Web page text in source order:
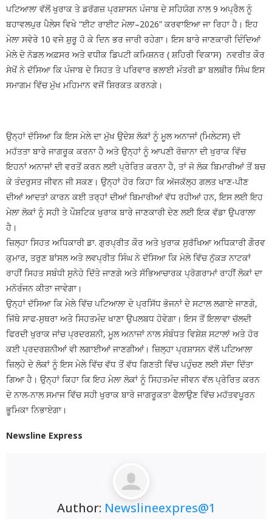
ਪਟਿਆਲਾ ਵੱਲੋਂ ਖੁਰਾਕ ਤੇ ਡਰੱਗਜ਼ ਪ੍ਰਸ਼ਾਸਨ ਪੰਜਾਬ ਦੇ ਸਹਿਯੋਗ ਨਾਲ 9 ਅਪ੍ਰੈਲ ਨੂੰ
ਬਹਾਵਲਪੁਰ ਪੈਲੇਸ ਵਿਖੇ “ਈਟ ਰਾਈਟ ਮੇਲਾ–2026” ਕਰਵਾਇਆ ਜਾ ਰਿਹਾ ਹੈ। ਇਹ
ਮੇਲਾ ਸਵੇਰੇ 10 ਵਜੇ ਸ਼ੁਰੂ ਹੋ ਕੇ ਦਿਨ ਭਰ ਜਾਰੀ ਰਹੇਗਾ। ਇਸ ਬਾਰੇ ਜਾਣਕਾਰੀ ਦਿੰਦਿਆਂ
ਮੇਲੇ ਦੇ ਨੋਡਲ ਅਫ਼ਸਰ ਅਤੇ ਵਧੀਕ ਡਿਪਟੀ ਕਮਿਸ਼ਨਰ ( ਸ਼ਹਿਰੀ ਵਿਕਾਸ) ਨਵਰੀਤ ਕੌਰ
ਸੇਖੋਂ ਨੇ ਦੱਸਿਆ ਕਿ ਪੰਜਾਬ ਦੇ ਸਿਹਤ ਤੇ ਪਰਿਵਾਰ ਭਲਾਈ ਮੰਤਰੀ ਡਾ ਬਲਬੀਰ ਸਿੰਘ ਇਸ
ਸਮਾਗਮ ਵਿੱਚ ਮੁੱਖ ਮਹਿਮਾਨ ਵਜੋਂ ਸ਼ਿਰਕਤ ਕਰਨਗੇ।
ਉਨ੍ਹਾਂ ਦੱਸਿਆ ਕਿ ਇਸ ਮੇਲੇ ਦਾ ਮੁੱਖ ਉਦੇਸ਼ ਲੋਕਾਂ ਨੂੰ ਮੂਲ ਅਨਾਜਾਂ (ਮਿਲੇਟਸ) ਦੀ
ਮਹੱਤਤਾ ਬਾਰੇ ਜਾਗਰੂਕ ਕਰਨਾ ਹੈ ਅਤੇ ਉਨ੍ਹਾਂ ਨੂੰ ਆਪਣੀ ਰੋਜ਼ਾਨਾ ਦੀ ਖੁਰਾਕ ਵਿੱਚ
ਇਹਨਾਂ ਅਨਾਜਾਂ ਦੀ ਵਰਤੋਂ ਕਰਨ ਲਈ ਪ੍ਰੇਰਿਤ ਕਰਨਾ ਹੈ, ਤਾਂ ਜੋ ਲੋਕ ਬਿਮਾਰੀਆਂ ਤੋਂ ਬਚ
ਕੇ ਤੰਦਰੁਸਤ ਜੀਵਨ ਜੀ ਸਕਣ। ਉਨ੍ਹਾਂ ਹੋਰ ਕਿਹਾ ਕਿ ਅੱਜਕੱਲ੍ਹ ਗਲਤ ਖਾਣ-ਪੀਣ
ਦੀਆਂ ਆਦਤਾਂ ਕਾਰਨ ਕਈ ਤਰ੍ਹਾਂ ਦੀਆਂ ਬਿਮਾਰੀਆਂ ਵੱਧ ਰਹੀਆਂ ਹਨ, ਇਸ ਲਈ ਇਹ
ਮੇਲਾ ਲੋਕਾਂ ਨੂੰ ਸਹੀ ਤੇ ਪੌਸ਼ਟਿਕ ਖੁਰਾਕ ਬਾਰੇ ਜਾਣਕਾਰੀ ਦੇਣ ਲਈ ਇਕ ਵੱਡਾ ਉਪਰਾਲਾ
ਹੈ।
ਜ਼ਿਲ੍ਹਾ ਸਿਹਤ ਅਧਿਕਾਰੀ ਡਾ. ਗੁਰਪ੍ਰੀਤ ਕੌਰ ਅਤੇ ਖੁਰਾਕ ਸੁਰੱਖਿਆ ਅਧਿਕਾਰੀ ਗੌਰਵ
ਕੁਮਾਰ, ਤਰੁਣ ਬਾਂਸਲ ਅਤੇ ਲਵਪ੍ਰੀਤ ਸਿੰਘ ਨੇ ਦੱਸਿਆ ਕਿ ਮੇਲੇ ਵਿੱਚ ਨੁੱਕੜ ਨਾਟਕਾਂ
ਰਾਹੀਂ ਸਿਹਤ ਸਬੰਧੀ ਸੁਨੇਹੇ ਦਿੱਤੇ ਜਾਣਗੇ ਅਤੇ ਸੱਭਿਆਚਾਰਕ ਪ੍ਰੋਗਰਾਮਾਂ ਰਾਹੀਂ ਲੋਕਾਂ ਦਾ
ਮਨੋਰੰਜਨ ਕੀਤਾ ਜਾਵੇਗਾ।
ਉਨ੍ਹਾਂ ਦੱਸਿਆ ਕਿ ਮੇਲੇ ਵਿੱਚ ਪਟਿਆਲਾ ਦੇ ਪ੍ਰਸਿੱਧ ਭੋਜਨਾਂ ਦੇ ਸਟਾਲ ਲਗਾਏ ਜਾਣਗੇ,
ਜਿੱਥੇ ਸਾਫ-ਸੁਥਰਾ ਅਤੇ ਸਿਹਤਮੰਦ ਖਾਣਾ ਉਪਲਬਧ ਹੋਵੇਗਾ। ਇਸ ਤੋਂ ਇਲਾਵਾ ਚੱਲਦੀ
ਫਿਰਦੀ ਖੁਰਾਕ ਜਾਂਚ ਪ੍ਰਦਰਸ਼ਨੀ, ਮੂਲ ਅਨਾਜਾਂ ਨਾਲ ਸੰਬੰਧਤ ਵਿਸ਼ੇਸ਼ ਸਟਾਲਾਂ ਅਤੇ ਹੋਰ
ਕਈ ਪ੍ਰਦਰਸ਼ਨੀਆਂ ਵੀ ਲਗਾਈਆਂ ਜਾਣਗੀਆਂ। ਜ਼ਿਲ੍ਹਾ ਪ੍ਰਸ਼ਾਸਨ ਵੱਲੋਂ ਪਟਿਆਲਾ
ਜ਼ਿਲ੍ਹੇ ਦੇ ਲੋਕਾਂ ਨੂੰ ਇਸ ਮੇਲੇ ਵਿੱਚ ਵੱਧ ਤੋਂ ਵੱਧ ਗਿਣਤੀ ਵਿੱਚ ਪਹੁੰਚਣ ਲਈ ਸੱਦਾ ਦਿੱਤਾ
ਗਿਆ ਹੈ। ਉਨ੍ਹਾਂ ਕਿਹਾ ਕਿ ਇਹ ਮੇਲਾ ਲੋਕਾਂ ਨੂੰ ਸਿਹਤਮੰਦ ਜੀਵਨ ਵੱਲ ਪ੍ਰੇਰਿਤ ਕਰਨ
ਦੇ ਨਾਲ-ਨਾਲ ਸਮਾਜ ਵਿੱਚ ਸਹੀ ਖੁਰਾਕ ਬਾਰੇ ਜਾਗਰੂਕਤਾ ਫੈਲਾਉਣ ਵਿੱਚ ਮਹੱਤਵਪੂਰਨ
ਭੂਮਿਕਾ ਨਿਭਾਏਗਾ।
Newsline Express
Author: Newslineexpres@1